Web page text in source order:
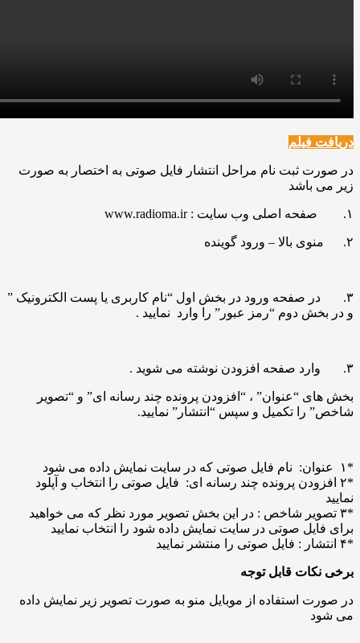
دریافت فیلم
در صورت ثبت نام مراحل انتشار فایل صوتی به اختصار به صورت
زیر می باشد
۱. صفحه اصلی وب سایت : www.radioma.ir
۲. منوی بالا – ورود گوینده
۳. در صفحه ورود در بخش اول “نام کاربری یا پست الکترونیک ”
و در بخش دوم “رمز عبور” را وارد نمایید .
۳. وارد صفحه افزودن نوشته می شوید .
بخش های “عنوان” ، “افزودن پرونده چند رسانه ای” و “تصویر
شاخص” را تکمیل و سپس “انتشار” نمایید.
*۱ عنوان: نام فایل صوتی که در سایت نمایش داده می شود
*۲ افزودن پرونده چند رسانه ای: فایل صوتی را انتخاب و آپلود
نمایید
*۳ تصویر شاخص : در این بخش تصویر مورد نظر که می خواهید
برای فایل صوتی در سایت نمایش داده شود را انتخاب نمایید
*۴ انتشار : فایل صوتی را منتشر نمایید
برخی نکات قابل توجه
در صورت استفاده از موبایل منو به صورت تصویر زیر نمایش داده
می شود